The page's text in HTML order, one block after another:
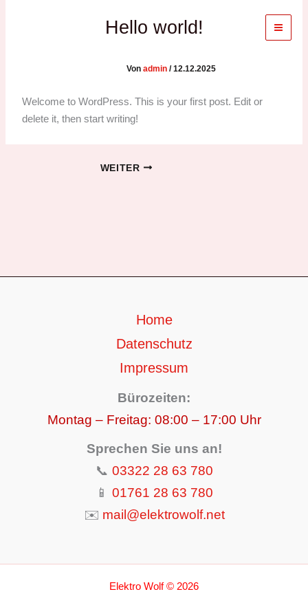
Hello world!
Von admin /12.12.2025
Welcome to WordPress. This is your first post. Edit or
delete it, then start writing!
WEITER
Home
Datenschutz
Impressum
Bürozeiten:
Montag – Freitag: 08:00 – 17:00 Uhr
Sprechen Sie uns an!
📞 03322 28 63 780
📱 01761 28 63 780
✉️ mail@elektrowolf.net
Elektro Wolf © 2026